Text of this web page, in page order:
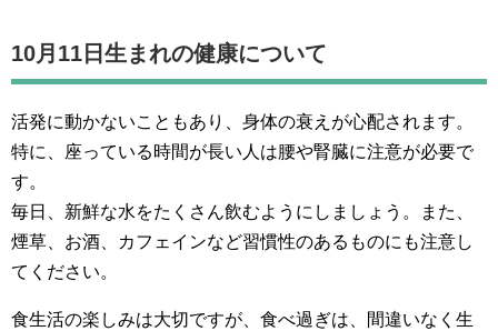
10月11日生まれの健康について
活発に動かないこともあり、身体の衰えが心配されます。
特に、座っている時間が長い人は腰や腎臓に注意が必要で
す。
毎日、新鮮な水をたくさん飲むようにしましょう。また、
煙草、お酒、カフェインなど習慣性のあるものにも注意し
てください。
食生活の楽しみは大切ですが、食べ過ぎは、間違いなく生